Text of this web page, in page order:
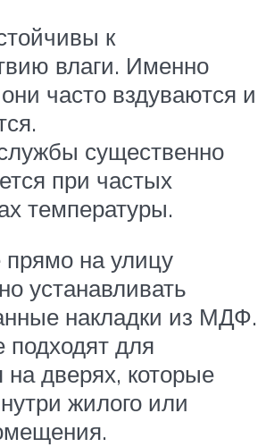
к
влаги. Именно
часто вздуваются и
существенно
при частых
температуры.
на улицу
устанавливать
накладки из МДФ.
для
дверях, которые
жилого или